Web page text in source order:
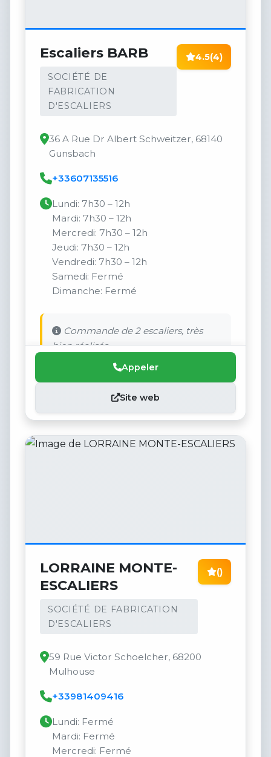
Escaliers BARB
SOCIÉTÉ DE
FABRICATION
D'ESCALIERS
4.5(4)
36 A Rue Dr Albert Schweitzer, 68140
Gunsbach
+33607135516
Lundi: 7h30 – 12h
Mardi: 7h30 – 12h
Mercredi: 7h30 – 12h
Jeudi: 7h30 – 12h
Vendredi: 7h30 – 12h
Samedi: Fermé
Dimanche: Fermé
Commande de 2 escaliers, très
bien réalisés.
Appeler
Site web
LORRAINE MONTE-
ESCALIERS
SOCIÉTÉ DE FABRICATION
D'ESCALIERS
()
59 Rue Victor Schoelcher, 68200
Mulhouse
+33981409416
Lundi: Fermé
Mardi: Fermé
Mercredi: Fermé